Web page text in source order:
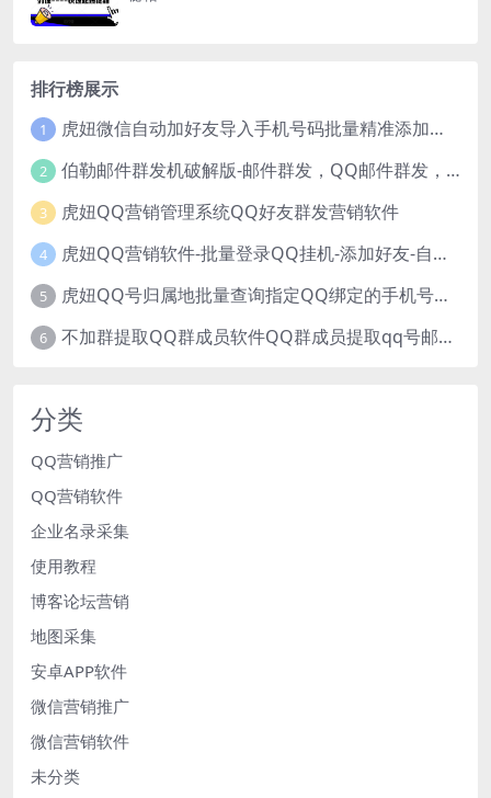
排行榜展示
1 虎妞微信自动加好友导入手机号码批量精准添加客户售营销软件微商工具
2 伯勒邮件群发机破解版-邮件群发，QQ邮件群发，邮件群发软件，伯乐邮件群发工具，邮件群发器
3 虎妞QQ营销管理系统QQ好友群发营销软件
4 虎妞QQ营销软件-批量登录QQ挂机-添加好友-自动加群-群发消息-临时会话
5 虎妞QQ号归属地批量查询指定QQ绑定的手机号软件
6 不加群提取QQ群成员软件QQ群成员提取qq号邮箱软件
分类
QQ营销推广
QQ营销软件
企业名录采集
使用教程
博客论坛营销
地图采集
安卓APP软件
微信营销推广
微信营销软件
未分类